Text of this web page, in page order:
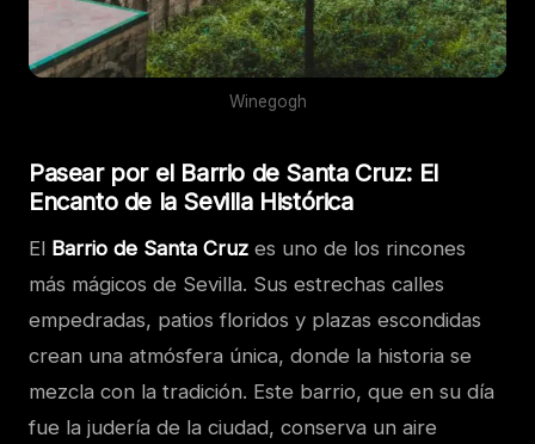
Winegogh
Pasear por el Barrio de Santa Cruz: El
Encanto de la Sevilla Histórica
El Barrio de Santa Cruz es uno de los rincones
más mágicos de Sevilla. Sus estrechas calles
empedradas, patios floridos y plazas escondidas
crean una atmósfera única, donde la historia se
mezcla con la tradición. Este barrio, que en su día
fue la judería de la ciudad, conserva un aire